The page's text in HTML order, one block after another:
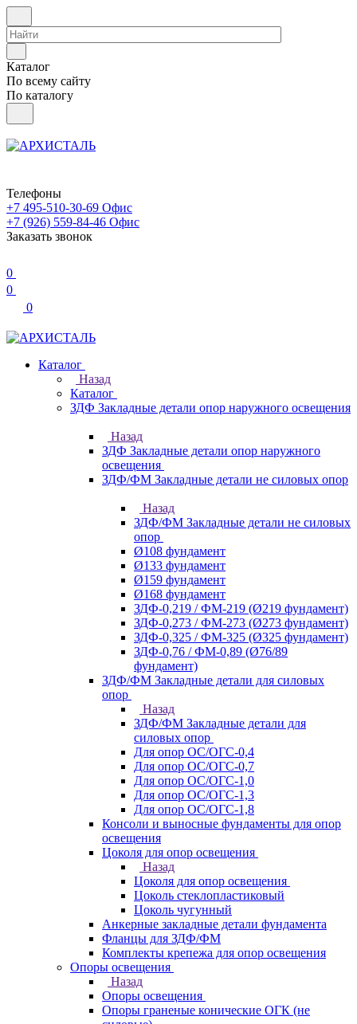
Каталог
По всему сайту
По каталогу
Телефоны
+7 495-510-30-69 Офис
+7 (926) 559-84-46 Офис
Заказать звонок
0
0
0
Каталог
Назад
Каталог
ЗДФ Закладные детали опор наружного освещения
Назад
ЗДФ Закладные детали опор наружного
освещения
ЗДФ/ФМ Закладные детали не силовых опор
Назад
ЗДФ/ФМ Закладные детали не силовых
опор
Ø108 фундамент
Ø133 фундамент
Ø159 фундамент
Ø168 фундамент
ЗДФ-0,219 / ФМ-219 (Ø219 фундамент)
ЗДФ-0,273 / ФМ-273 (Ø273 фундамент)
ЗДФ-0,325 / ФМ-325 (Ø325 фундамент)
ЗДФ-0,76 / ФМ-0,89 (Ø76/89
фундамент)
ЗДФ/ФМ Закладные детали для силовых
опор
Назад
ЗДФ/ФМ Закладные детали для
силовых опор
Для опор ОС/ОГС-0,4
Для опор ОС/ОГС-0,7
Для опор ОС/ОГС-1,0
Для опор ОС/ОГС-1,3
Для опор ОС/ОГС-1,8
Консоли и выносные фундаменты для опор
освещения
Цоколя для опор освещения
Назад
Цоколя для опор освещения
Цоколь стеклопластиковый
Цоколь чугунный
Анкерные закладные детали фундамента
Фланцы для ЗДФ/ФМ
Комплекты крепежа для опор освещения
Опоры освещения
Назад
Опоры освещения
Опоры граненые конические ОГК (не